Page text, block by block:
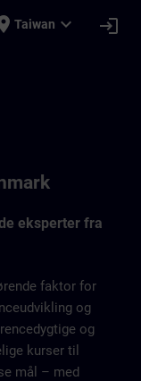
Taiwan expand_more login
eksperter fra
faktor for
og
og
kurser til
mål – med